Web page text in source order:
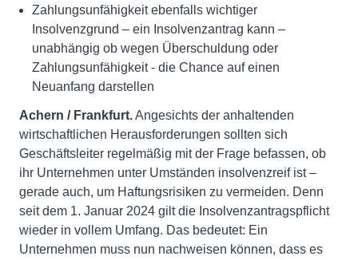
Zahlungsunfähigkeit ebenfalls wichtiger
Insolvenzgrund – ein Insolvenzantrag kann –
unabhängig ob wegen Überschuldung oder
Zahlungsunfähigkeit - die Chance auf einen
Neuanfang darstellen
Achern / Frankfurt.Angesichts der anhaltenden
wirtschaftlichen Herausforderungen sollten sich
Geschäftsleiter regelmäßig mit der Frage befassen, ob
ihr Unternehmen unter Umständen insolvenzreif ist –
gerade auch, um Haftungsrisiken zu vermeiden. Denn
seit dem 1. Januar 2024 gilt die Insolvenzantragspflicht
wieder in vollem Umfang. Das bedeutet: Ein
Unternehmen muss nun nachweisen können, dass es